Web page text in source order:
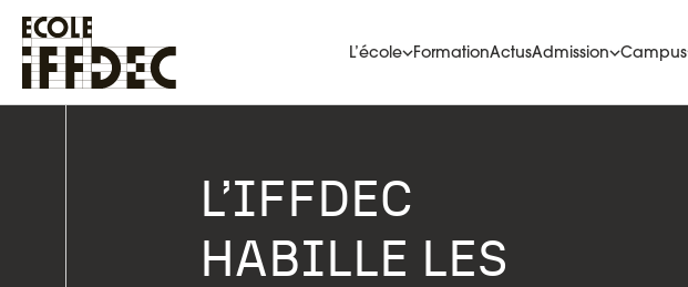
contenu
L’école FormationActusAdmission Campus
L’IFFDEC
HABILLE LES